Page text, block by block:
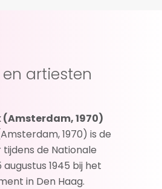
en artiesten
1970)
1970) is de
de Nationale
augustus 1945 bij het
in Den Haag.